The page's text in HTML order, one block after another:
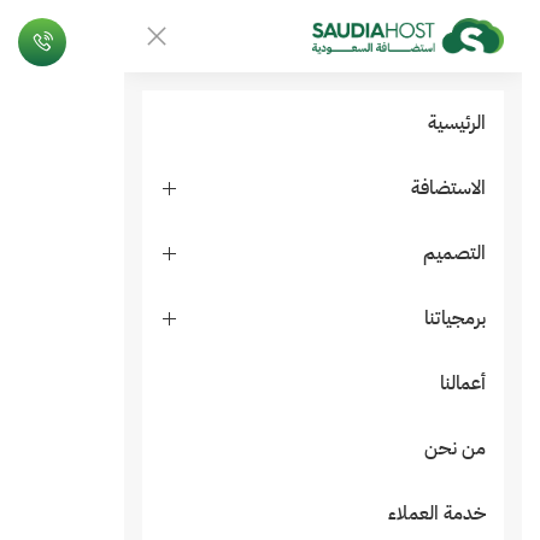
الرئيسية
الاستضافة
التصميم
برمجياتنا
أعمالنا
من نحن
خدمة العملاء